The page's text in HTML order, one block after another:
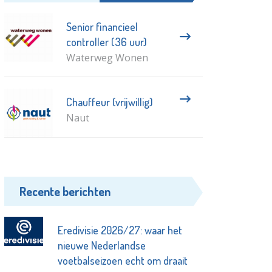
Senior financieel
controller (36 uur)
Waterweg Wonen
Chauffeur (vrijwillig)
Naut
Recente berichten
Eredivisie 2026/27: waar het
nieuwe Nederlandse
voetbalseizoen echt om draait